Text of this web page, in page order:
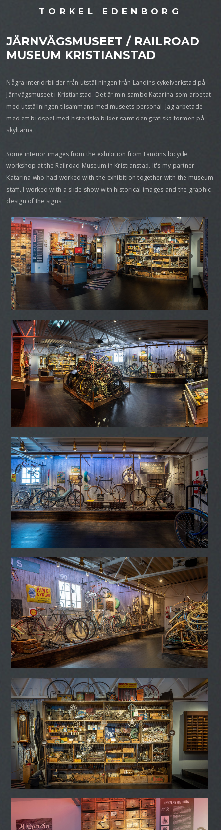
TORKEL EDENBORG
JÄRNVÄGSMUSEET / RAILROAD
MUSEUM KRISTIANSTAD
Några interiörbilder från utställningen från Landins cykelverkstad på
Järnvägsmuseet i Kristianstad. Det är min sambo Katarina som arbetat
med utställningen tilsammans med museets personal. Jag arbetade
med ett bildspel med historiska bilder samt den grafiska formen på
skyltarna.
Some interior images from the exhibition from Landins bicycle
workshop at the Railroad Museum in Kristianstad. It's my partner
Katarina who had worked with the exhibition together with the museum
staff. I worked with a slide show with historical images and the graphic
design of the signs.